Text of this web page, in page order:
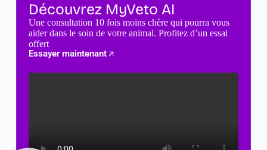
Découvrez MyVeto AI
Une consultation 10 fois moins chère qui pourra vous
aider dans le soin de votre animal. Profitez d’un essai
offert
Essayer maintenant